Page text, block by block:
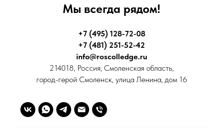
Мы всегда рядом!
+7 (495) 128-72-08
+7 (481) 251-52-42
info@roscolledge.ru
214018, Россия, Смоленская область,
город-герой Смоленск, улица Ленина, дом 16